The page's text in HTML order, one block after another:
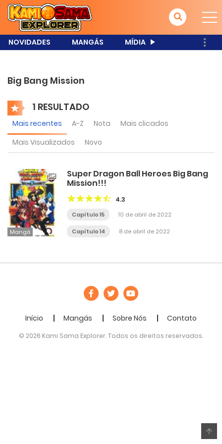
NOVIDADES MANGÁS MÍDIA
Big Bang Mission
1 RESULTADO
Mais recentes A-Z Nota
Mais clicados
Mais Visualizados
Novo
Mangá
Super Dragon Ball Heroes Big Bang
Mission!!!
4.3
Capítulo 15 10 de abril de 2022
Capítulo 14 8 de abril de 2022
Início Mangás Sobre Nós Contato
© 2026 Kami Sama Explorer. Todos os direitos reservados.